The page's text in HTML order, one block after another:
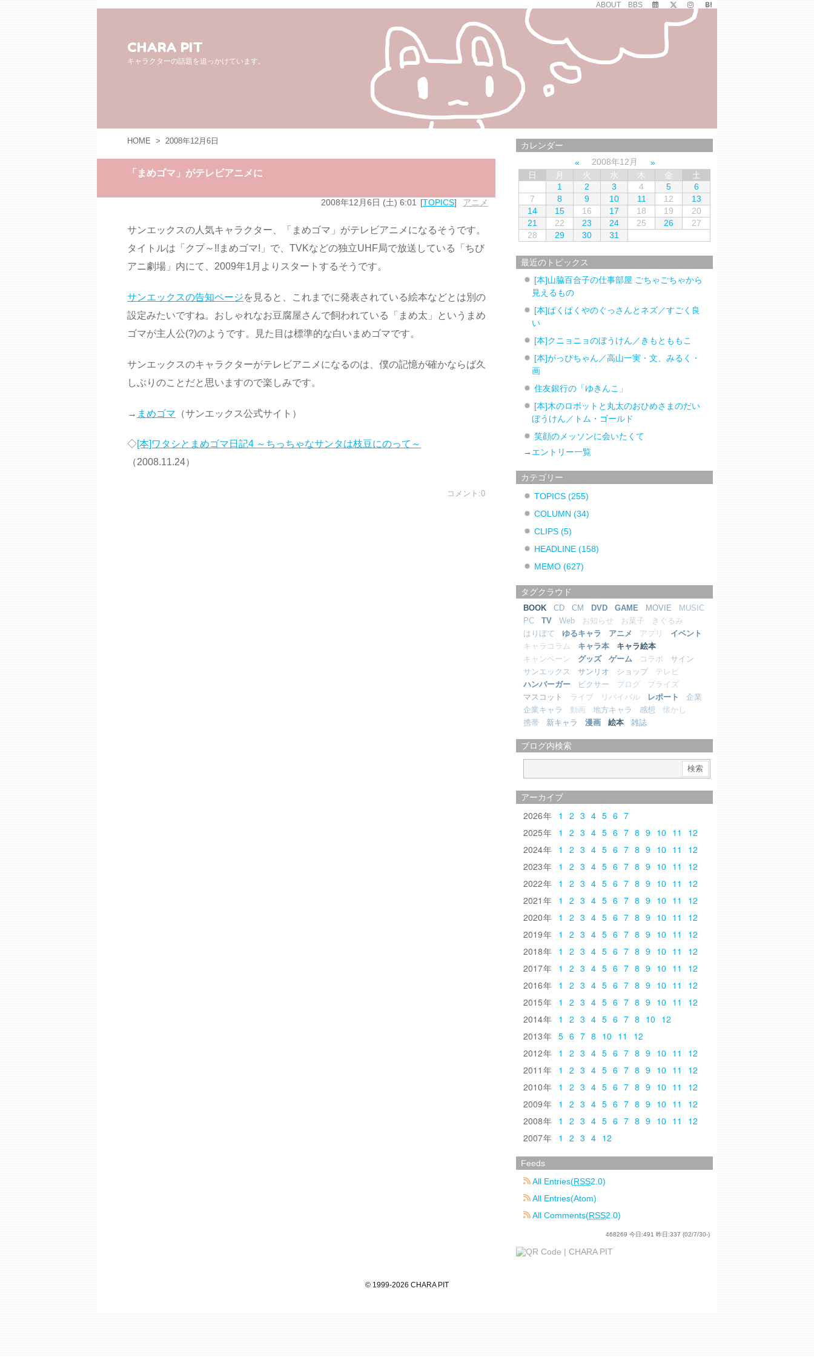
ABOUT BBS
CHARA PIT
キャラクターの話題を追っかけています。
HOME > 2008年12月6日
「まめゴマ」がテレビアニメに
2008年12月6日 (土) 6:01 TOPICS アニメ
サンエックスの人気キャラクター、「まめゴマ」がテレビアニメになるそうです。
タイトルは「クプ～!!まめゴマ!」で、TVKなどの独立UHF局で放送している「ちび
アニ劇場」内にて、2009年1月よりスタートするそうです。
サンエックスの告知ページを見ると、これまでに発表されている絵本などとは別の
設定みたいですね。おしゃれなお豆腐屋さんで飼われている「まめ太」というまめ
ゴマが主人公(?)のようです。見た目は標準的な白いまめゴマです。
サンエックスのキャラクターがテレビアニメになるのは、僕の記憶が確かならば久
しぶりのことだと思いますので楽しみです。
→ まめゴマ （サンエックス公式サイト）
◇[本]ワタシとまめゴマ日記4 ～ちっちゃなサンタは枝豆にのって～
（2008.11.24）
コメント:0
カレンダー
2008年12月
日
月 火 水 木 金
土
1
2 3 4 5
6
7
8 9 10 11 12
13
14
15 16 17 18 19
20
21
22 23 24 25 26
27
28
29 30 31
最近のトピックス
[本]山脇百合子の仕事部屋 ごちゃごちゃから
見えるもの
[本]ぱくぱくやのぐっさんとネズ／すごく良
い
[本]クニョニョのぼうけん／きもとももこ
[本]がっぴちゃん／高山一実・文、みるく・
画
住友銀行の「ゆきんこ」
[本]木のロボットと丸太のおひめさまのだい
ぼうけん／トム・ゴールド
笑顔のメッソンに会いたくて
→ エントリー一覧
カテゴリー
TOPICS(255)
COLUMN(34)
CLIPS(5)
HEADLINE(158)
MEMO(627)
タグクラウド
BOOK CD CM DVD GAME MOVIE
MUSIC
PC
TV Web お知らせ お菓子
きぐるみ
はりぼて
ゆるキャラ アニメ アプリ
イベント
キャラコラム
キャラ本
キャラ絵本
キャンペーン
グッズ ゲーム コラボ
サイン
サンエックス
サンリオ ショップ
テレビ
ハンバーガー
ピクサー ブログ
プライズ
マスコット
ライブ リバイバル レポート
企業
企業キャラ
動画 地方キャラ 感想
懐かし
携帯
新キャラ 漫画 絵本 雑誌
ブログ内検索
アーカイブ
2026 1 2 3 4 5 6 7
2025
1 2 3 4 5 6 7 8 9 10 11
12
2024
1 2 3 4 5 6 7 8 9 10 11
12
2023
1 2 3 4 5 6 7 8 9 10 11
12
2022
1 2 3 4 5 6 7 8 9 10 11
12
2021
1 2 3 4 5 6 7 8 9 10 11
12
2020
1 2 3 4 5 6 7 8 9 10 11
12
2019
1 2 3 4 5 6 7 8 9 10 11
12
2018
1 2 3 4 5 6 7 8 9 10 11
12
2017
1 2 3 4 5 6 7 8 9 10 11
12
2016
1 2 3 4 5 6 7 8 9 10 11
12
2015
1 2 3 4 5 6 7 8 9 10 11
12
2014
1 2 3 4 5 6 7 8 10 12
2013
5 6 7 8 10 11
12
2012
1 2 3 4 5 6 7 8 9 10 11
12
2011
1 2 3 4 5 6 7 8 9 10 11
12
2010
1 2 3 4 5 6 7 8 9 10 11
12
2009
1 2 3 4 5 6 7 8 9 10 11
12
2008
1 2 3 4 5 6 7 8 9 10 11
12
2007
1 2 3 4 12
Feeds
All Entries(RSS2.0)
All Entries(Atom)
All Comments(RSS2.0)
468269 今日:491 昨日:337 (02/7/30-)
© 1999-2026 CHARA PIT